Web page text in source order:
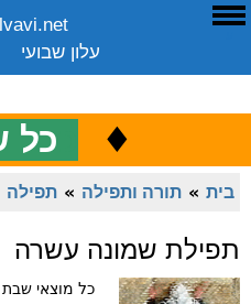
עלון שבועי
ארכיון
♦ כל
בית » תורה ותפילה » תפילה
תפילת שמונה עשרה
כל מוצאי